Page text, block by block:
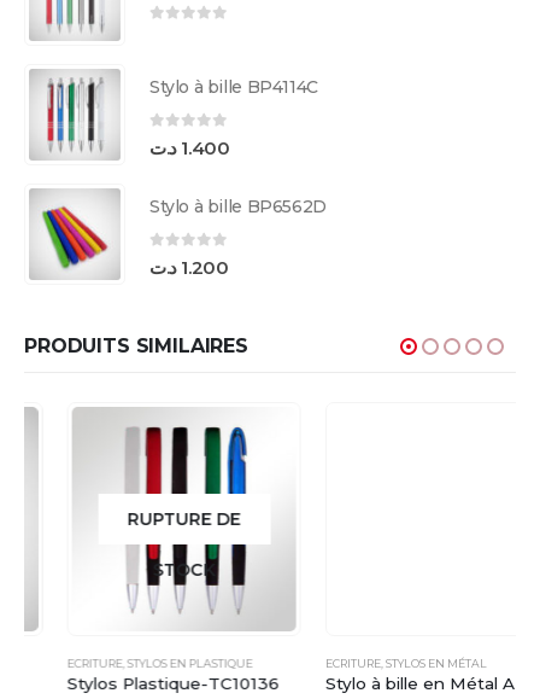
Stylo à bille BP4114C
sur 51.400 د.ت
Stylo à bille BP6562D
sur 51.200 د.ت
PRODUITS SIMILAIRES
RUPTURE DE
STOCK
ECRITURE,STYLOS EN PLASTIQUE
Stylos Plastique-TC10136
ECRITURE,STYLOS EN MÉTAL
Stylo à bille en Métal AL1852C